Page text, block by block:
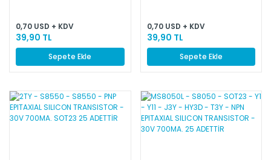
0,70 USD + KDV
39,90 TL
Sepete Ekle
0,70 USD + KDV
39,90 TL
Sepete Ekle